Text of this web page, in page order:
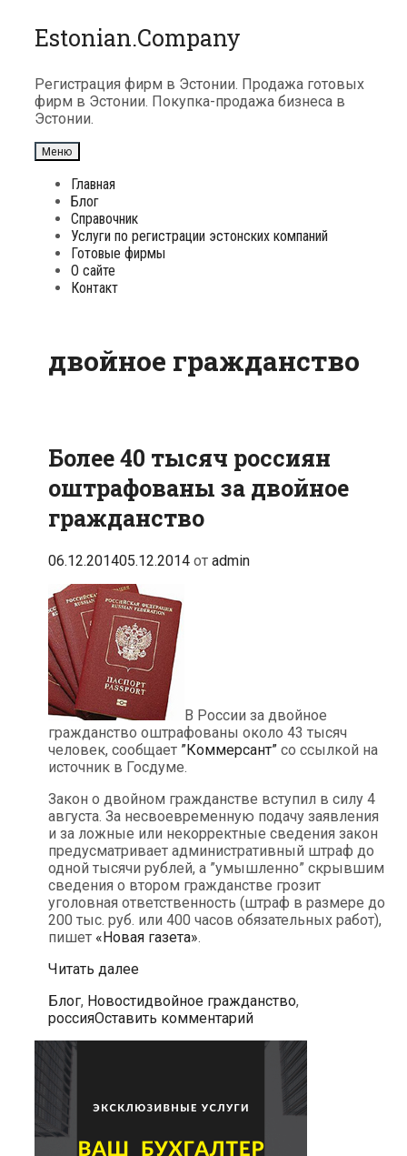
Перейти
к
Estonian.Company
Регистрация фирм в Эстонии. Продажа готовых
фирм в Эстонии. Покупка-продажа бизнеса в
Эстонии.
Меню
Главная
Блог
Справочник
Услуги по регистрации эстонских компаний
Готовые фирмы
О сайте
Контакт
двойное гражданство
Более 40 тысяч россиян
оштрафованы за двойное
гражданство
06.12.201405.12.2014 от admin
В России за двойное
гражданство оштрафованы около 43 тысяч
человек, сообщает ”Коммерсант” со ссылкой на
источник в Госдуме.
Закон о двойном гражданстве вступил в силу 4
августа. За несвоевременную подачу заявления
и за ложные или некорректные сведения закон
предусматривает административный штраф до
одной тысячи рублей, а ”умышленно” скрывшим
сведения о втором гражданстве грозит
уголовная ответственность (штраф в размере до
200 тыс. руб. или 400 часов обязательных работ),
пишет «Новая газета».
Читать далееБолее
тысяч
россиян
оштрафованы
Рубрики
Блог, НовостиМетки
двойное гражданство,
россияОставить комментарий